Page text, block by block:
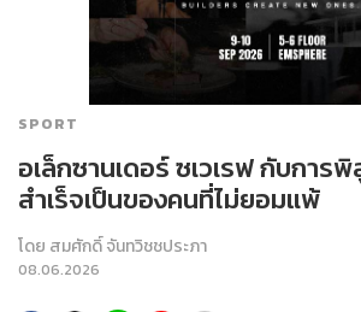
SPORT
อเล็กซานเดอร์ ซเวเรฟ กับการ
สำเร็จเป็นของคนที่ไม่ยอมแพ้
โดย สมศักดิ์ จันทวิชชประภา
08.06.2026